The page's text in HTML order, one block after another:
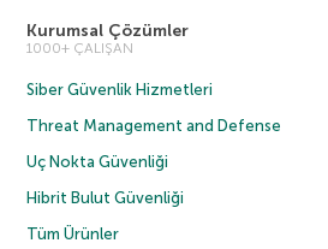
Kurumsal Çözümler
1000+ ÇALIŞAN
Siber Güvenlik Hizmetleri
Threat Management and Defense
Uç Nokta Güvenliği
Hibrit Bulut Güvenliği
Tüm Ürünler